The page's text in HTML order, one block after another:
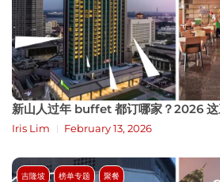
新山人过年 buffet 都订哪家？2026 这
Iris Lim February 13, 2026
吉隆坡 榜单专题 聚餐